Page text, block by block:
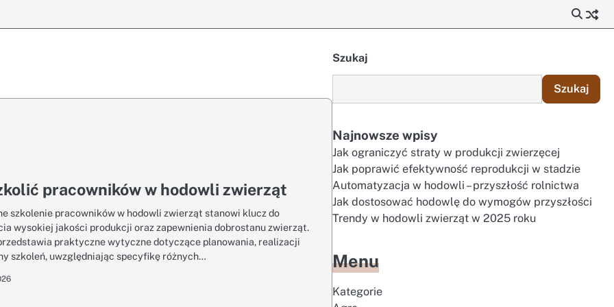
pracowników w hodowli zwierząt
szkolenie pracowników w hodowli zwierząt stanowi klucz do
wysokiej jakości produkcji oraz zapewnienia dobrostanu zwierząt.
praktyczne wytyczne dotyczące planowania, realizacji
szkoleń, uwzględniając specyfikę różnych…
Szukaj
Szukaj
Najnowsze wpisy
Jak ograniczyć straty w produkcji zwierzęcej
Jak poprawić efektywność reprodukcji w stadzie
Automatyzacja w hodowli – przyszłość rolnictwa
Jak dostosować hodowlę do wymogów przyszłości
Trendy w hodowli zwierząt w 2025 roku
Menu
Kategorie